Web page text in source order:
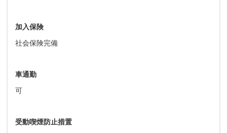
加入保険
社会保険完備
車通勤
可
受動喫煙防止措置